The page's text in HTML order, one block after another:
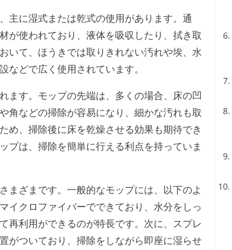
主に湿式または乾式の使用があります。通
が使われており、液体を吸収したり、拭き取
いて、ほうきでは取りきれない汚れや埃、水
どで広く使用されています。
ます。モップの先端は、多くの場合、床の凹
角などの掃除が容易になり、細かな汚れも取
め、掃除後に床を乾燥させる効果も期待でき
プは、掃除を簡単に行える利点を持っていま
まざまです。一般的なモップには、以下のよ
イクロファイバーでできており、水分をしっ
再利用ができるのが特長です。次に、スプレ
がついており、掃除をしながら即座に湿らせ